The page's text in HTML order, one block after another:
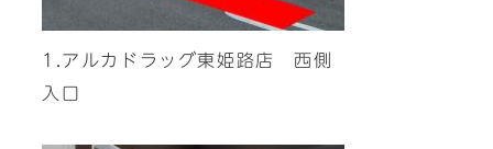
1.アルカドラッグ東姫路店 西側
入口